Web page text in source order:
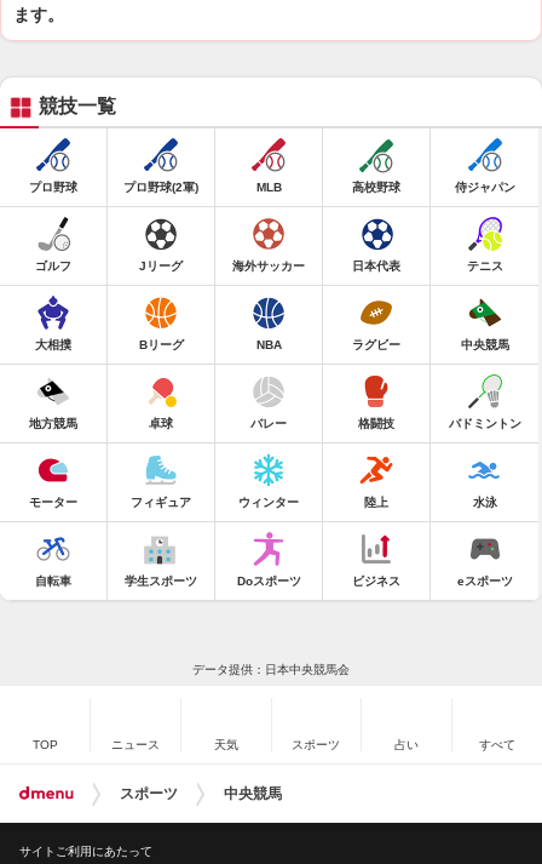
ます。
競技一覧
プロ野球 プロ野球(2軍) MLB 高校野球 侍ジャパン
ゴルフ Jリーグ 海外サッカー 日本代表 テニス
大相撲 Bリーグ NBA ラグビー 中央競馬
地方競馬 卓球 バレー 格闘技 バドミントン
モーター フィギュア ウィンター 陸上 水泳
自転車 学生スポーツ Doスポーツ ビジネス eスポーツ
データ提供：日本中央競馬会
TOP ニュース 天気 スポーツ 占い すべて
スポーツ 中央競馬
サイトご利用にあたって